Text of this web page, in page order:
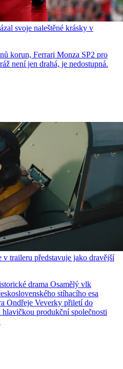
svoje naleštěné krásky v
korun, Ferrari Monza SP2 pro
není jen drahá, je nedostupná.
v traileru představuje jako dravější
drama Osamělý vlk
stíhacího esa
Ondřeje Veverky přiletí do
produkční společnosti